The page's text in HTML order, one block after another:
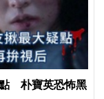
點 朴寶英恐怖黑